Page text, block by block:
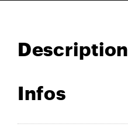
Description
Infos